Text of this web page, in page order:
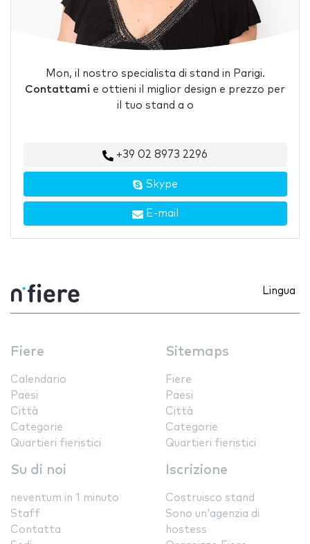
Mon, il nostro specialista di stand in Parigi.
Contattami e ottieni il miglior design e prezzo per
il tuo stand a o
+39 02 8973 2296
Skype
E-mail
Lingua
Fiere
Calendario
Paesi
Città
Categorie
Quartieri fieristici
Sitemaps
Fiere
Paesi
Città
Categorie
Quartieri fieristici
Su di noi
neventum in 1 minuto
Staff
Contatta
Iscrizione
Costruisco stand
Sono un'agenzia di
hostess